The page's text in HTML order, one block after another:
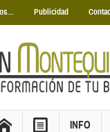
Publicidad
INFO